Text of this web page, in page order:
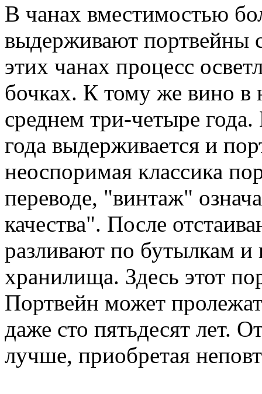
В чанах вместимостью
выдерживают портвейны
этих чанах процесс
бочках. К тому же вино в
среднем три-четыре
года выдерживается и
неоспоримая классика
переводе, "винтаж"
качества". После
разливают по бутылкам
хранилища. Здесь этот
Портвейн может
даже сто пятьдесят лет.
лучше, приобретая